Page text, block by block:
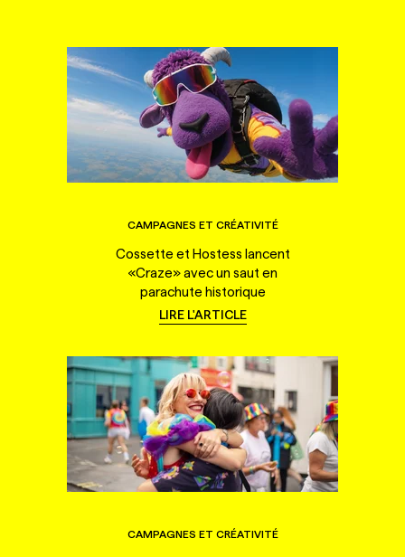
CAMPAGNES ET CRÉATIVITÉ
Cossette et Hostess lancent
«Craze» avec un saut en
parachute historique
LIRE L'ARTICLE
CAMPAGNES ET CRÉATIVITÉ